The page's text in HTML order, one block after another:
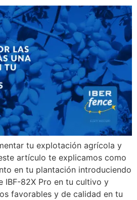
tu explotación agrícola y
artículo te explicamos como
en tu plantación introduciendo
IBF-82X Pro en tu cultivo y
favorables y de calidad en tu